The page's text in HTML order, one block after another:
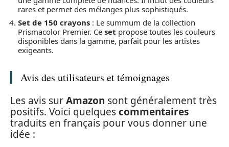
rares et permet des mélanges plus sophistiqués.
Set de 150 crayons : Le summum de la collection
Prismacolor Premier. Ce set propose toutes les couleurs
disponibles dans la gamme, parfait pour les artistes
exigeants.
Avis des utilisateurs et témoignages
Les avis surAmazon sont généralement très
positifs. Voici quelquescommentaires
traduits en français pour vous donner une
idée :